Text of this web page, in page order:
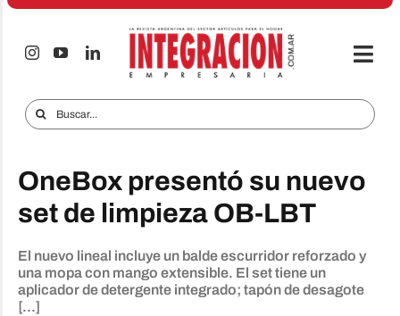
Saltar
Audio & TV
iTECNO
Celulares
Informes Especiales
Buscar:
OneBox presentó su nuevo
set de limpieza OB-LBT
El nuevo lineal incluye un balde escurridor reforzado y
una mopa con mango extensible. El set tiene un
aplicador de detergente integrado; tapón de desagote
[...]